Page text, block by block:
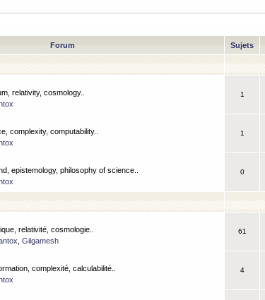
Forum Sujets
relativity, cosmology..
1
complexity, computability..
1
epistemology, philosophy of science..
0
relativité, cosmologie..
Gilgamesh
61
complexité, calculabilité..
4